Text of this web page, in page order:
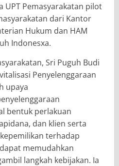
UPT Pemasyarakatan pilot
dari Kantor
Hukum dan HAM
Indonesxa.
Sri Puguh Budi
Penyelenggaraan
upaya
bentuk perlakuan
dan klien serta
terhadap
memudahkan
langkah kebijakan. Ia